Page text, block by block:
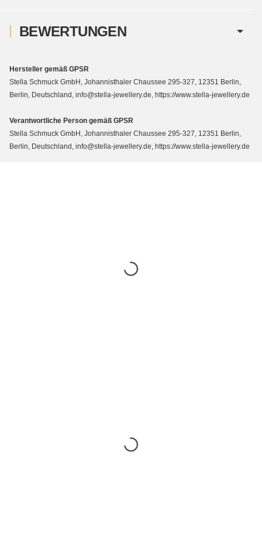
BEWERTUNGEN
Hersteller gemäß GPSR
Stella Schmuck GmbH, Johannisthaler Chaussee 295-327, 12351 Berlin,
Berlin, Deutschland, info@stella-jewellery.de, https://www.stella-jewellery.de
Verantwortliche Person gemäß GPSR
Stella Schmuck GmbH, Johannisthaler Chaussee 295-327, 12351 Berlin,
Berlin, Deutschland, info@stella-jewellery.de, https://www.stella-jewellery.de